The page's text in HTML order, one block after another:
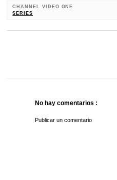
CHANNEL VIDEO ONE
SERIES
No hay comentarios :
Publicar un comentario